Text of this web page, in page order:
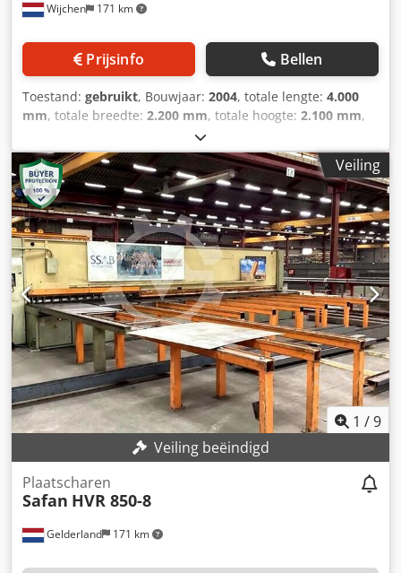
Wijchen 171 km
Prijsinfo Bellen
Toestand: gebruikt, Bouwjaar: 2004, totale lengte: 4.000
mm, totale breedte: 2.200 mm, totale hoogte: 2.100 mm,
Gewicht: 9.800 kg Prijs: Op aanvraag - Bouwjaar: 2004 -
Documentatie aanwezig: Ja Dedpfoyf Hpzsx Aigeck - CE
markering aanwezig: Ja - CE certificaat aanwezig: Nee -
Serienummer: B8820 - Aansturing: CNC - Aandrijving:
Hydraulisch - Vermogen [kW]: 15.0 - Max. plaatdikte [mm]:
8 - Max. werkbreedte [mm]: 3100 - Type aanslag: Elektrisch
- Diepte aanslag [mm]: 1000 - Hooghoudinrichting:
Pneumatisch - Vingerbeveiliging: Vast - Hoekverstelling:
Motorisch - Snijspleetinstelling: Motorisch - Tafeltype:
Kogellagertafel - Transportafmetingen: 4000mm x 2200mm
x 2100mm (l x b x h) - Transportgewicht [kg]: 9800kg -
Transportcolli [st.]: 1 Financiële informatie BTW: De
getoonde prijs is exclusief BTW BTW/marge: BTW
verrekenbaar voor ondernemers Levering en inruil altijd
mogelijk van alles in de industriële sectoren Lukas van
Rossum
Veiling
1 /9
Veiling beëindigd
Gelderland 171 km
Plaatscharen
Safan HVR 850-8